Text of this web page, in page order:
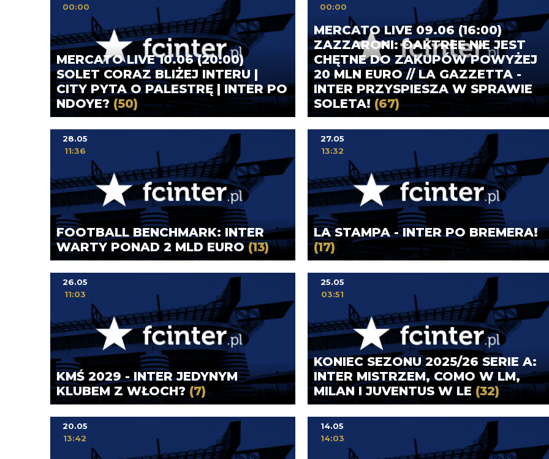
MERCATO LIVE 10.06 (20:00)
SOLET CORAZ BLIŻEJ INTERU |
CITY PYTA O PALESTRĘ | INTER PO
NDOYE? (50)
00:00
MERCATO LIVE 09.06 (16:00)
ZAZZARONI: OAKTREE NIE JEST
CHĘTNE DO ZAKUPÓW POWYŻEJ
20 MLN EURO // LA GAZZETTA -
INTER PRZYSPIESZA W SPRAWIE
SOLETA! (67)
00:00
FOOTBALL BENCHMARK: INTER
WARTY PONAD 2 MLD EURO(13)
28.05
11:36
LA STAMPA - INTER PO BREMERA!
(17)
27.05
13:32
KMŚ 2029 - INTER JEDYNYM
KLUBEM Z WŁOCH? (7)
26.05
11:03
KONIEC SEZONU 2025/26 SERIE A:
INTER MISTRZEM, COMO W LM,
MILAN I JUVENTUS W LE (32)
25.05
03:51
20.05
13:42
14.05
14:03